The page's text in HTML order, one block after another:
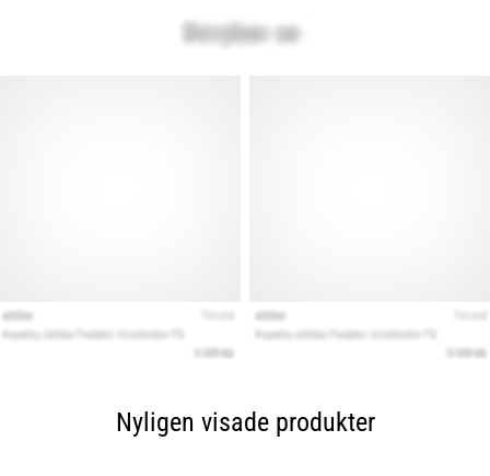
Nyligen visade produkter